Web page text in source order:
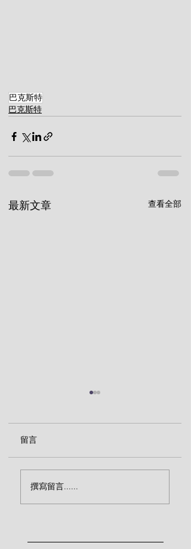
巴克斯特
巴克斯特
最新文章 查看全部
斯特）
留言
撰寫留言......